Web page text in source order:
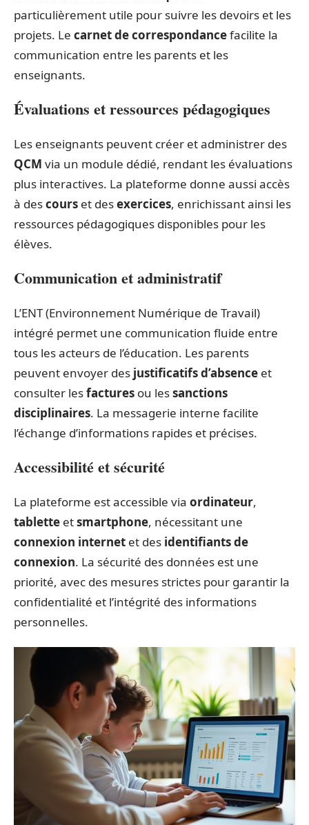
particulièrement utile pour suivre les devoirs et les
projets. Le carnet de correspondancefacilite la
communication entre les parents et les
enseignants.
Évaluations et ressources pédagogiques
Les enseignants peuvent créer et administrer des
QCM via un module dédié, rendant les évaluations
plus interactives. La plateforme donne aussi accès
à descours et desexercices, enrichissant ainsi les
ressources pédagogiques disponibles pour les
élèves.
Communication et administratif
L’ENT (Environnement Numérique de Travail)
intégré permet une communication fluide entre
tous les acteurs de l’éducation. Les parents
peuvent envoyer des justificatifs d’absence et
consulter lesfactures ou lessanctions
disciplinaires. La messagerie interne facilite
l’échange d’informations rapides et précises.
Accessibilité et sécurité
La plateforme est accessible via ordinateur,
tablette etsmartphone, nécessitant une
connexion internet et des identifiants de
connexion. La sécurité des données est une
priorité, avec des mesures strictes pour garantir la
confidentialité et l’intégrité des informations
personnelles.